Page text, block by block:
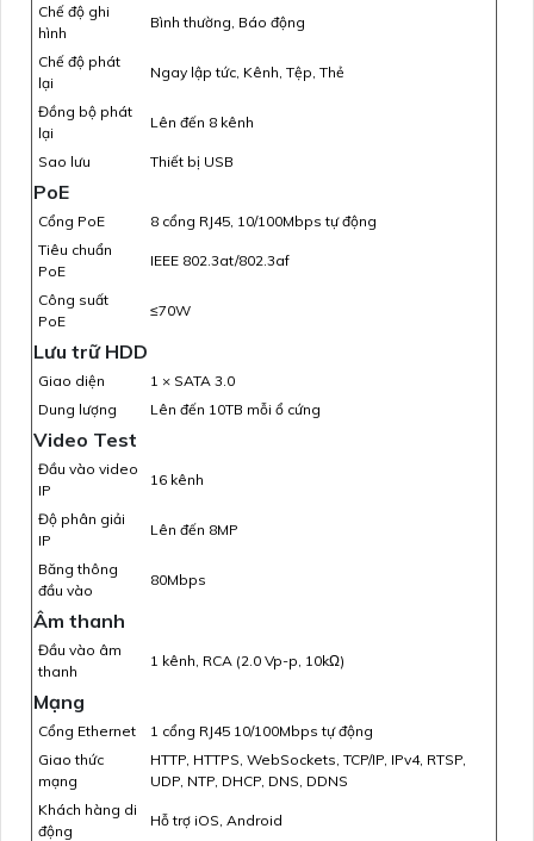
Chế độ ghi
hình
Bình thường, Báo động
Chế độ phát
lại
Ngay lập tức, Kênh, Tệp, Thẻ
Đồng bộ phát
lại
Lên đến 8 kênh
Sao lưu Thiết bị USB
PoE
Cổng PoE
8 cổng RJ45, 10/100Mbps tự động
Tiêu chuẩn
PoE
IEEE 802.3at/802.3af
Công suất
PoE
≤70W
Lưu trữ HDD
Giao diện
1 × SATA 3.0
Dung lượng
Lên đến 10TB mỗi ổ cứng
Video Test
Đầu vào video
IP
16 kênh
Độ phân giải
IP
Lên đến 8MP
Băng thông
đầu vào
80Mbps
Âm thanh
Đầu vào âm
thanh
1 kênh, RCA (2.0 Vp-p, 10kΩ)
Mạng
Cổng Ethernet
1 cổng RJ45 10/100Mbps tự động
Giao thức
mạng
HTTP, HTTPS, WebSockets, TCP/IP, IPv4, RTSP,
UDP, NTP, DHCP, DNS, DDNS
Khách hàng di
động
Hỗ trợ iOS, Android